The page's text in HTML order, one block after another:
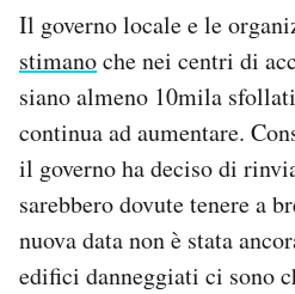
Il governo locale e le
stimanoche nei centri di
siano almeno 10mila
continua ad aumentare.
il governo ha deciso di
sarebbero dovute tenere a
nuova data non è stata
edifici danneggiati ci sono